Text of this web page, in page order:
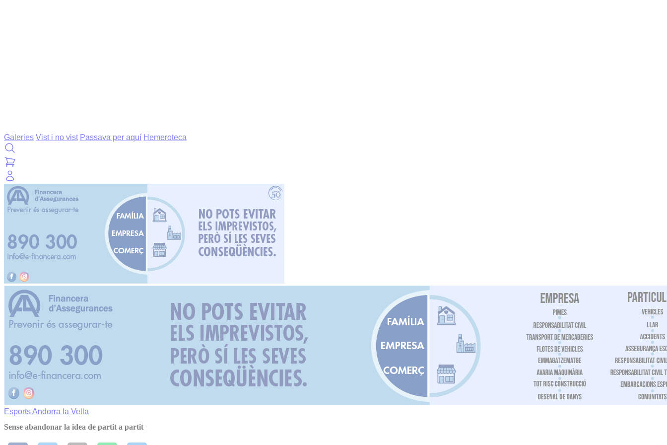
Galeries Vist i no vist Passava per aquí Hemeroteca
EsportsAndorra la Vella
Sense abandonar la idea de partit a partit